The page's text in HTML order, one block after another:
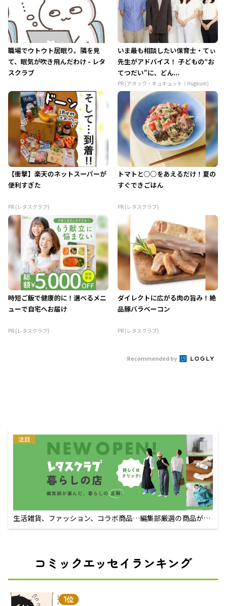
職場でウトウト居眠り。隣を見
て、眠気が吹き飛んだわけ - レタ
スクラブ
いま最も相談したい保育士・てぃ
先生がアドバイス！ 子どもの“お
てつだい”に、どん...
PR (アタック・キュキュット｜Hugkum)
【衝撃】楽天のネットスーパーが
便利すぎた
PR (レタスクラブ)
トマトと○○をあえるだけ！夏の
すぐできごはん
PR (レタスクラブ)
時短ご飯で健康的に！選べるメニ
ューで自宅へお届け
PR (レタスクラブ)
ダイレクトに広がる肉の旨み！絶
品豚バラベーコン
PR (レタスクラブ)
Recommended by
注目
生活雑貨、ファッション、コラボ商品…編集部厳選の商品が買
えるECサイト
コミックエッセイランキング
1位